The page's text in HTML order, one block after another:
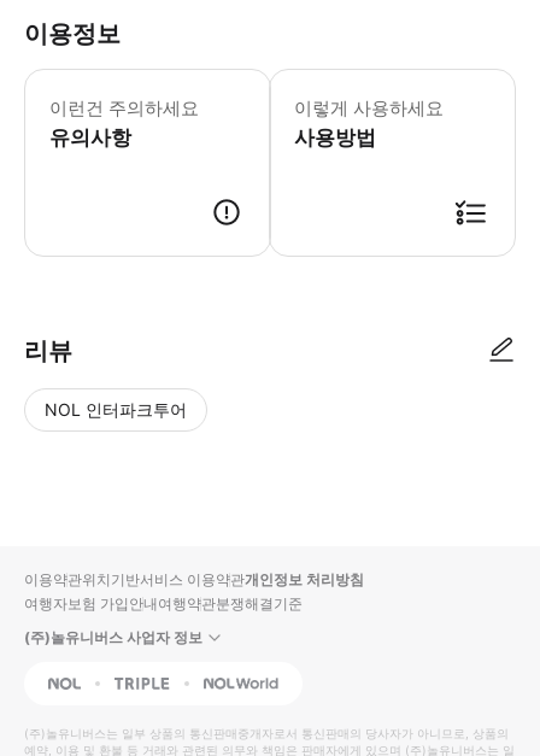
이용정보
이런건 주의하세요
유의사항
주류는 만 18세 이상의 참가자만 이
이렇게 사용하세요
사용방법
리뷰
NOL 인터파크투어
입니
다.
높
동
순
상
이용약관위치기반서비스 이용약관개인정보 처리방침
여행자보험 가입안내여행약관분쟁해결기준
(주)놀유니버스 사업자 정보
NOL Triple Interpark Global
(주)놀유니버스는 일부 상품의 통신판매중개자로서 통신판매의 당사자가 아니므로, 상품의
예약, 이용 및 환불 등 거래와 관련된 의무와 책임은 판매자에게 있으며 (주)놀유니버스는 일